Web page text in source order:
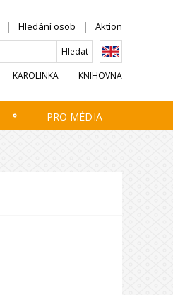
Hledání osob Aktion
KAROLINKA KNIHOVNA
PRO MÉDIA